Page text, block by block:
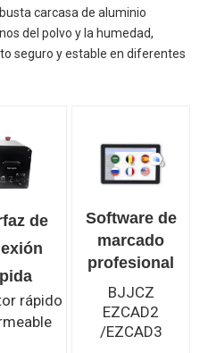
carcasa de aluminio
del polvo y la humedad,
seguro y estable en diferentes
de
rápido
Software de
marcado
profesional
BJJCZ
EZCAD2
/EZCAD3